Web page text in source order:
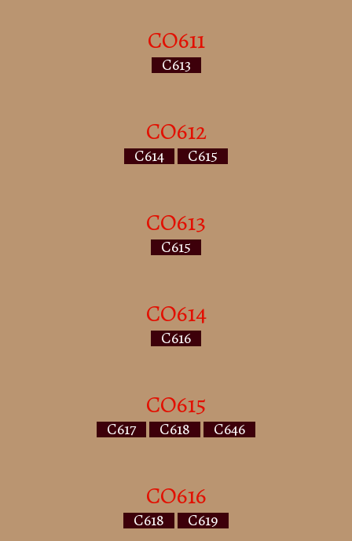
CO611
C613
CO612
C614 C615
CO613
C615
CO614
C616
CO615
C617 C618 C646
CO616
C618 C619